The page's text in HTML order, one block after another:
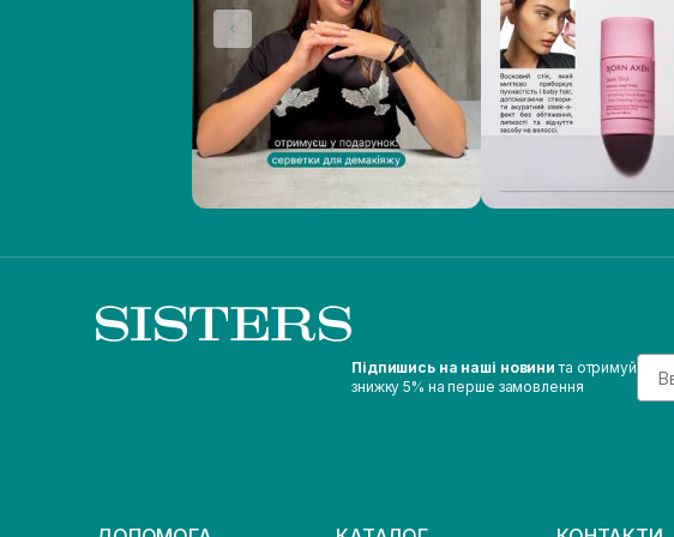
Підпишись на наші новини та отримуй
знижку 5% на перше замовлення
Email